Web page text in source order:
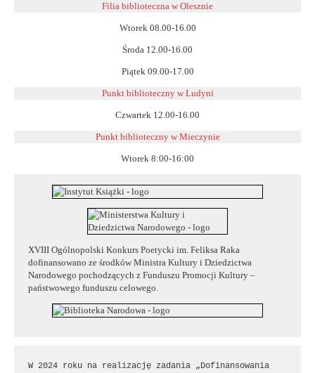
Filia biblioteczna w Olesznie
Wtorek 08.00-16.00
Środa 12.00-16.00
Piątek 09.00-17.00
Punkt biblioteczny w Ludyni
Czwartek 12.00-16.00
Punkt biblioteczny w Mieczynie
Wtorek 8:00-16:00
XVIII Ogólnopolski Konkurs Poetycki im. Feliksa Raka
dofinansowano ze środków Ministra Kultury i Dziedzictwa
Narodowego pochodzących z Funduszu Promocji Kultury –
państwowego funduszu celowego.
W 2024 roku na realizację zadania „Dofinansowania